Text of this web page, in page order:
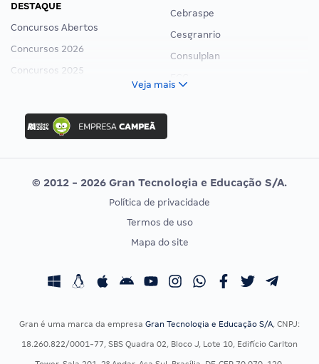
DESTAQUE
Concursos Abertos
Concursos 2026
Concursos 2025
Concurso Ibama
Concurso MPU
Editais publicados
Cebraspe
Cesgranrio
Consulplan
Vunesp
CONCURSOS POR PROFISSÃO
Concursos Fiscais
Concursos Saúde
EXAME DE ORDEM
Calendário OAB
Veja mais
© 2012 - 2026 Gran Tecnologia e Educação S/A.
Política de privacidade
Termos de uso
Mapa do site
Gran é uma marca da empresa Gran Tecnologia e Educação S/A, CNPJ:
18.260.822/0001-77, SBS Quadra 02, Bloco J, Lote 10, Edifício Carlton